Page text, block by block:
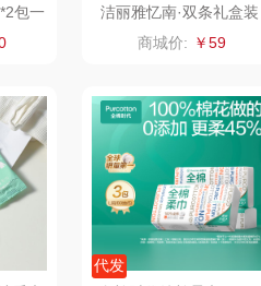
克洛特
花卉诗
舒蕾（定制款） 洁玉（定制款）
包一
洁丽雅忆南·双条礼盒装
W1394
商城价: ￥59
代发